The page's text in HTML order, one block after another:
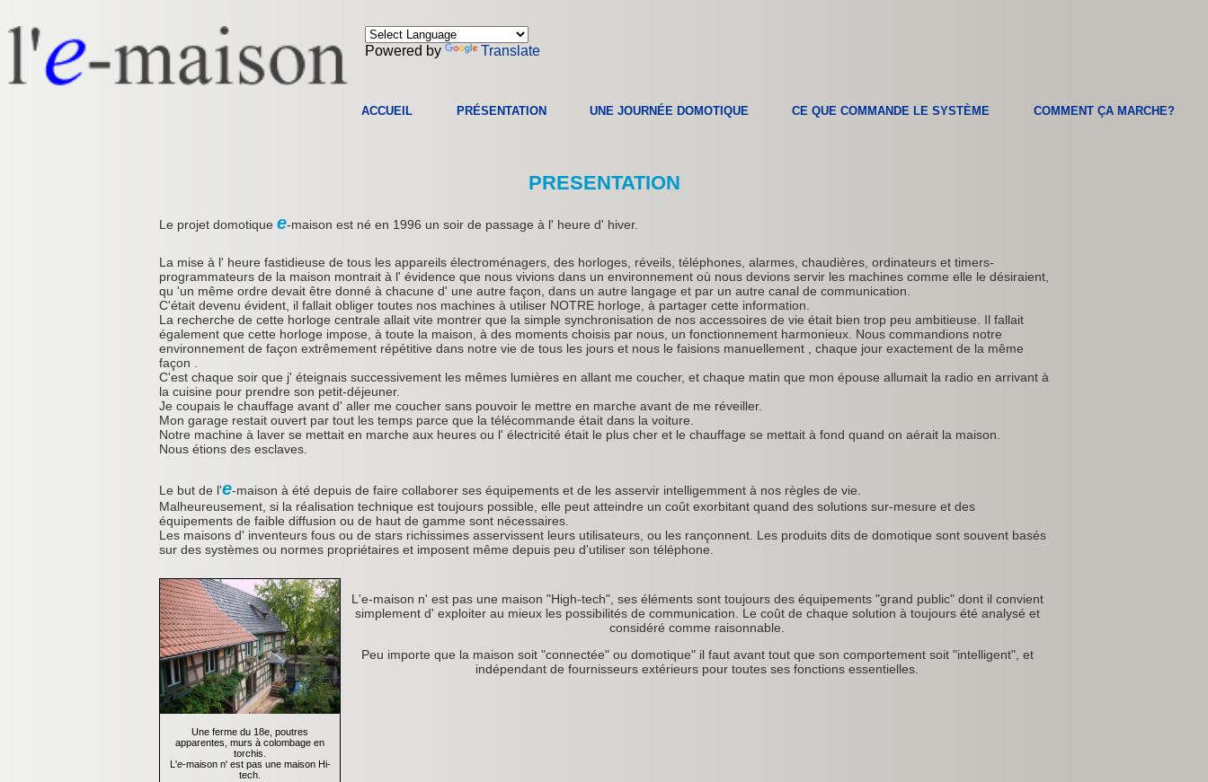
Powered by Translate
ACCUEIL PRÉSENTATION UNE JOURNÉE DOMOTIQUE CE QUE COMMANDE LE SYSTÈME COMMENT ÇA MARCHE?
PRESENTATION
Le projet domotique e-maison est né en 1996 un soir de passage à l' heure d' hiver.
La mise à l' heure fastidieuse de tous les appareils électroménagers, des horloges, réveils, téléphones, alarmes, chaudières, ordinateurs et timers-
programmateurs de la maison montrait à l' évidence que nous vivions dans un environnement où nous devions servir les machines comme elle le désiraient,
qu 'un même ordre devait être donné à chacune d' une autre façon, dans un autre langage et par un autre canal de communication.
C'était devenu évident, il fallait obliger toutes nos machines à utiliser NOTRE horloge, à partager cette information.
La recherche de cette horloge centrale allait vite montrer que la simple synchronisation de nos accessoires de vie était bien trop peu ambitieuse. Il fallait
également que cette horloge impose, à toute la maison, à des moments choisis par nous, un fonctionnement harmonieux. Nous commandions notre
environnement de façon extrêmement répétitive dans notre vie de tous les jours et nous le faisions manuellement , chaque jour exactement de la même
façon .
C'est chaque soir que j' éteignais successivement les mêmes lumières en allant me coucher, et chaque matin que mon épouse allumait la radio en arrivant à
la cuisine pour prendre son petit-déjeuner.
Je coupais le chauffage avant d' aller me coucher sans pouvoir le mettre en marche avant de me réveiller.
Mon garage restait ouvert par tout les temps parce que la télécommande était dans la voiture.
Notre machine à laver se mettait en marche aux heures ou l' électricité était le plus cher et le chauffage se mettait à fond quand on aérait la maison.
Nous étions des esclaves.
Le but de l'e-maison à été depuis de faire collaborer ses équipements et de les asservir intelligemment à nos règles de vie.
Malheureusement, si la réalisation technique est toujours possible, elle peut atteindre un coût exorbitant quand des solutions sur-mesure et des
équipements de faible diffusion ou de haut de gamme sont nécessaires.
Les maisons d' inventeurs fous ou de stars richissimes asservissent leurs utilisateurs, ou les rançonnent. Les produits dits de domotique sont souvent basés
sur des systèmes ou normes propriétaires et imposent même depuis peu d'utiliser son téléphone.
Une ferme du 18e, poutres
apparentes, murs à colombage en
torchis.
L'e-maison n' est pas une maison Hi-
tech.
L'e-maison n' est pas une maison "High-tech", ses éléments sont toujours des équipements "grand public" dont il convient
simplement d' exploiter au mieux les possibilités de communication. Le coût de chaque solution à toujours été analysé et
considéré comme raisonnable.
Peu importe que la maison soit "connectée" ou domotique" il faut avant tout que son comportement soit "intelligent", et
indépendant de fournisseurs extérieurs pour toutes ses fonctions essentielles.